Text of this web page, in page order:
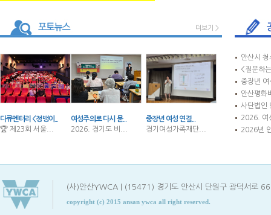
더보기 >
다큐멘터리 <정뱅이...
🏆 제23회 서울...
여성주의로 다시 묻...
2026. 경기도 비...
중장년 여성 연결...
경기여성가족재단...
안산시
<질문하
중장년
안산평화
사단법인
2026. 여
2026년
(사)안산YWCA | (15471) 경기도 안산시 단원구 광덕서
copyright (c) 2015 ansan ywca all right reserved.